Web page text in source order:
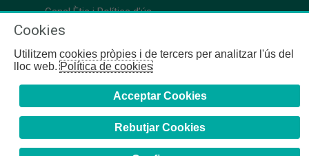
Canal Ètic i Política d’ús
Cookies
Utilitzem cookies pròpies i de tercers per analitzar l'ús del
lloc web.Política de cookies
Acceptar Cookies
Rebutjar Cookies